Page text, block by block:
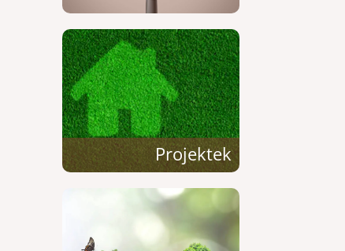
Projektek